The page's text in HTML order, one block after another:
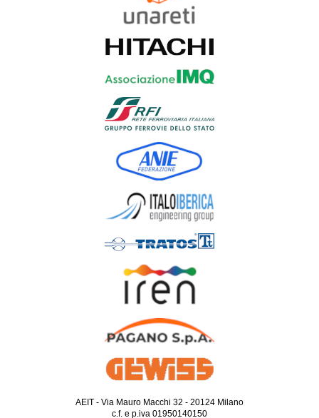
AEIT - Via Mauro Macchi 32 - 20124 Milano
c.f. e p.iva 01950140150